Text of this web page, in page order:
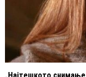
„Најтешкото